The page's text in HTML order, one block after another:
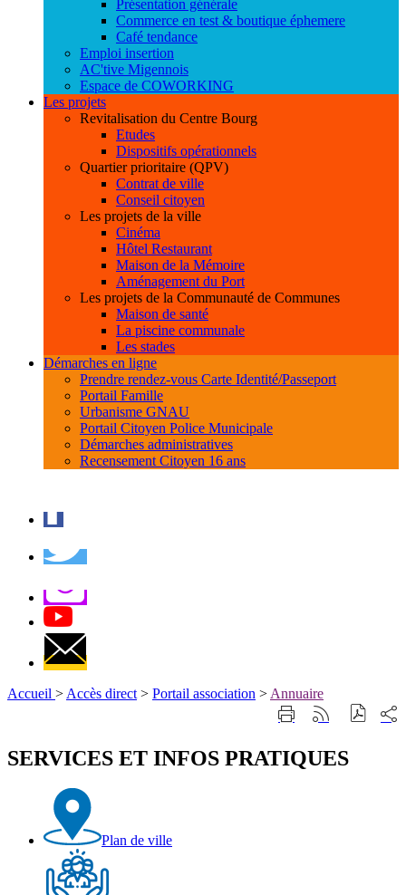
Présentation générale
Commerce en test & boutique éphemere
Café tendance
Emploi insertion
AC'tive Migennois
Espace de COWORKING
Les projets
Revitalisation du Centre Bourg
Etudes
Dispositifs opérationnels
Quartier prioritaire (QPV)
Contrat de ville
Conseil citoyen
Les projets de la ville
Cinéma
Hôtel Restaurant
Maison de la Mémoire
Aménagement du Port
Les projets de la Communauté de Communes
Maison de santé
La piscine communale
Les stades
Démarches en ligne
Prendre rendez-vous Carte Identité/Passeport
Portail Famille
Urbanisme GNAU
Portail Citoyen Police Municipale
Démarches administratives
Recensement Citoyen 16 ans
Accueil > Accès direct > Portail association > Annuaire
ImprimerGénérer
RSS
sur
SERVICES ET INFOS PRATIQUES
Plan de ville